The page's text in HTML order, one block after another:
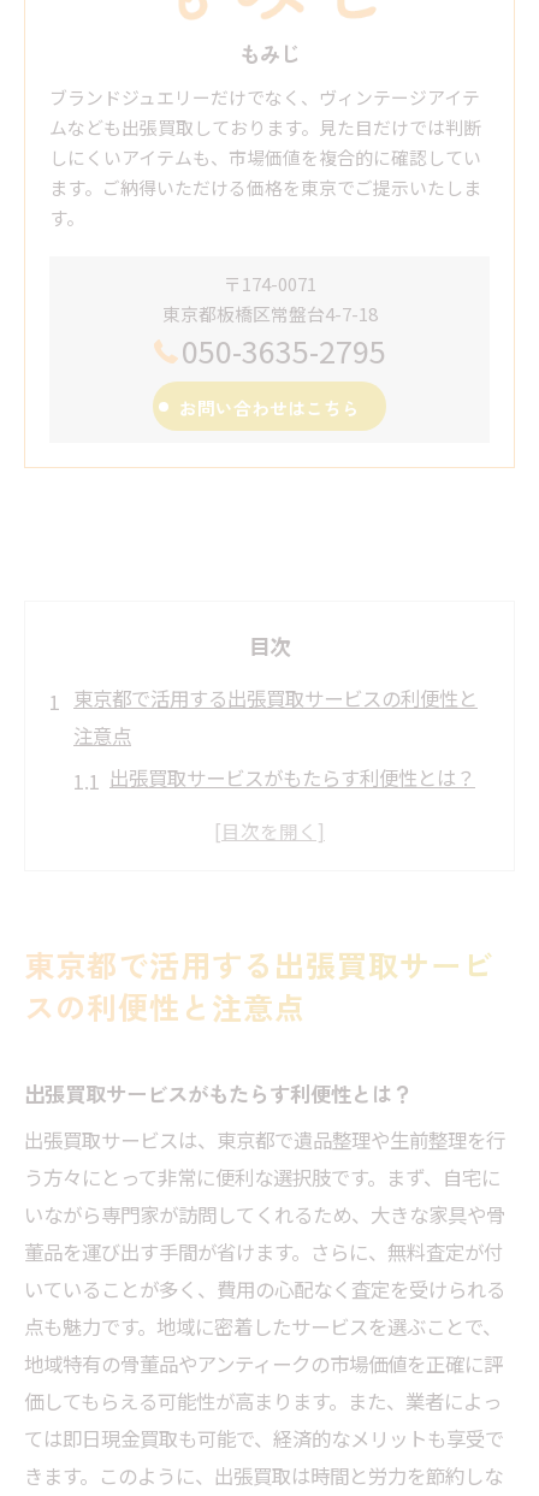
もみじ
ブランドジュエリーだけでなく、ヴィンテージアイテ
ムなども出張買取しております。見た目だけでは判断
しにくいアイテムも、市場価値を複合的に確認してい
ます。ご納得いただける価格を東京でご提示いたしま
す。
〒174-0071
東京都板橋区常盤台4-7-18
050-3635-2795
お問い合わせはこちら
目次
東京都で活用する出張買取サービスの利便性と
注意点
出張買取サービスがもたらす利便性とは？
サービス利用時に気をつけるべき点
安全で信頼できるサービスを選ぶコツ
過去の利用者の口コミから学ぶ利用のヒン
ト
定活用法
無料査定のメリットとデメリット
骨董品の価値を正確に見極める方法
高額査定を狙うための準備とは？
オンライン査定を活用するポイント
東京都の市場価格を知る方法
査定結果を比較して最適な業者を選ぶ
出張買取でスムーズに進める東京都の遺品整理
のステップ
事前準備が成功の鍵
東京都で活用する出張買取サービ
スの利便性と注意点
出張買取サービスがもたらす利便性とは？
出張買取サービスは、東京都で遺品整理や生前整理を行
う方々にとって非常に便利な選択肢です。まず、自宅に
いながら専門家が訪問してくれるため、大きな家具や骨
董品を運び出す手間が省けます。さらに、無料査定が付
いていることが多く、費用の心配なく査定を受けられる
点も魅力です。地域に密着したサービスを選ぶことで、
地域特有の骨董品やアンティークの市場価値を正確に評
価してもらえる可能性が高まります。また、業者によっ
ては即日現金買取も可能で、経済的なメリットも享受で
きます。このように、出張買取は時間と労力を節約しな